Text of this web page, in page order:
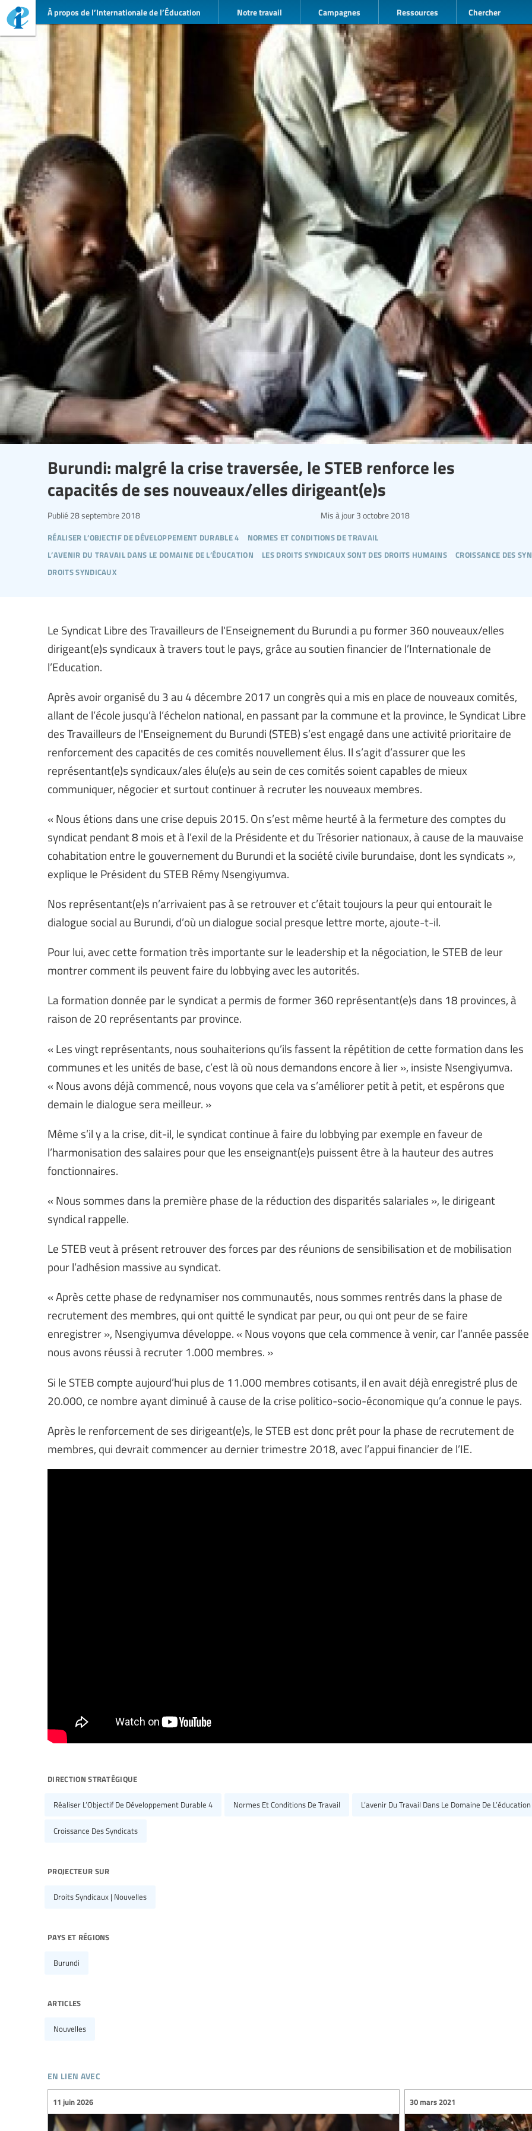
À propos de l’Internationale de l’Éducation Notre travail Campagnes Ressources Chercher
©UN
Burundi: malgré la crise traversée, le STEB renforce les
capacités de ses nouveaux/elles dirigeant(e)s
réaliser l’objectif de développement durable 4 normes et conditions de travail
l’avenir du travail dans le domaine de l’éducation les droits syndicaux sont des droits humains croissance des
droits syndicaux
Publié 28 septembre 2018 Mis à jour 3 octobre 2018
Le Syndicat Libre des Travailleurs de l'Enseignement du Burundi a pu former 360 nouveaux/elles
dirigeant(e)s syndicaux à travers tout le pays, grâce au soutien financier de l’Internationale de
l’Education.
Après avoir organisé du 3 au 4 décembre 2017 un congrès qui a mis en place de nouveaux comités,
allant de l’école jusqu’à l’échelon national, en passant par la commune et la province, le Syndicat Libre
des Travailleurs de l'Enseignement du Burundi (STEB) s’est engagé dans une activité prioritaire de
renforcement des capacités de ces comités nouvellement élus. Il s’agit d’assurer que les
représentant(e)s syndicaux/ales élu(e)s au sein de ces comités soient capables de mieux
communiquer, négocier et surtout continuer à recruter les nouveaux membres.
« Nous étions dans une crise depuis 2015. On s’est même heurté à la fermeture des comptes du
syndicat pendant 8 mois et à l’exil de la Présidente et du Trésorier nationaux, à cause de la mauvaise
cohabitation entre le gouvernement du Burundi et la société civile burundaise, dont les syndicats »,
explique le Président du STEB Rémy Nsengiyumva.
Nos représentant(e)s n’arrivaient pas à se retrouver et c’était toujours la peur qui entourait le
dialogue social au Burundi, d’où un dialogue social presque lettre morte, ajoute-t-il.
Pour lui, avec cette formation très importante sur le leadership et la négociation, le STEB de leur
montrer comment ils peuvent faire du lobbying avec les autorités.
La formation donnée par le syndicat a permis de former 360 représentant(e)s dans 18 provinces, à
raison de 20 représentants par province.
« Les vingt représentants, nous souhaiterions qu’ils fassent la répétition de cette formation dans les
communes et les unités de base, c’est là où nous demandons encore à lier », insiste Nsengiyumva.
« Nous avons déjà commencé, nous voyons que cela va s’améliorer petit à petit, et espérons que
demain le dialogue sera meilleur. »
Même s’il y a la crise, dit-il, le syndicat continue à faire du lobbying par exemple en faveur de
l’harmonisation des salaires pour que les enseignant(e)s puissent être à la hauteur des autres
fonctionnaires.
« Nous sommes dans la première phase de la réduction des disparités salariales », le dirigeant
syndical rappelle.
Le STEB veut à présent retrouver des forces par des réunions de sensibilisation et de mobilisation
pour l’adhésion massive au syndicat.
« Après cette phase de redynamiser nos communautés, nous sommes rentrés dans la phase de
recrutement des membres, qui ont quitté le syndicat par peur, ou qui ont peur de se faire
enregistrer », Nsengiyumva développe. « Nous voyons que cela commence à venir, car l’année passée
nous avons réussi à recruter 1.000 membres. »
Si le STEB compte aujourd’hui plus de 11.000 membres cotisants, il en avait déjà enregistré plus de
20.000, ce nombre ayant diminué à cause de la crise politico-socio-économique qu’a connue le pays.
Après le renforcement de ses dirigeant(e)s, le STEB est donc prêt pour la phase de recrutement de
membres, qui devrait commencer au dernier trimestre 2018, avec l’appui financier de l’IE.
direction stratégique
Réaliser L’Objectif De Développement Durable 4 Normes Et Conditions De Travail L’avenir Du Travail Dans Le Domaine De L’éducation
Croissance Des Syndicats
projecteur sur
Droits Syndicaux | Nouvelles
pays et régions
Burundi
articles
Nouvelles
en lien avec
11 juin 2026 30 mars 2021